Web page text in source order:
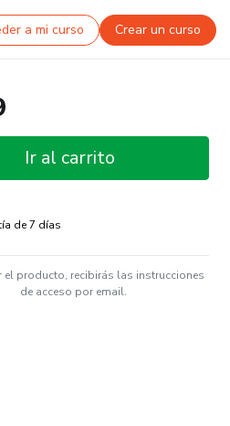
a mi curso Crear un curso
Ir al carrito
de 7 días
el producto, recibirás las instrucciones
de acceso por email.